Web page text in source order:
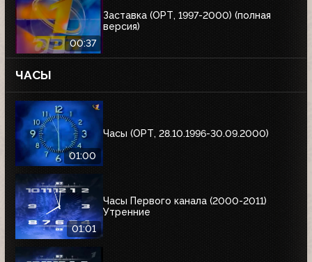
00:37
Заставка (ОРТ, 1997-2000) (полная
версия)
ЧАСЫ
01:00
Часы (ОРТ, 28.10.1996-30.09.2000)
01:01
Часы Первого канала (2000-2011)
Утренние